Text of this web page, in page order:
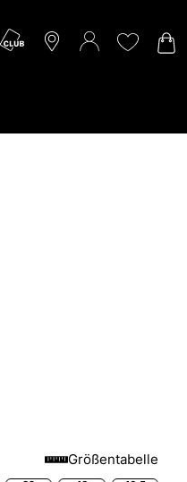
Größentabelle